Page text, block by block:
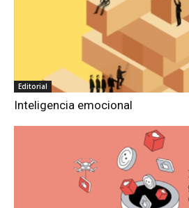
Editorial
Inteligencia emocional